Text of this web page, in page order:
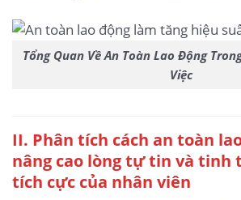
Tổng Quan Về An Toàn Lao Động
Việc
II. Phân tích cách an toàn
nâng cao lòng tự tin và tinh
tích cực của nhân viên